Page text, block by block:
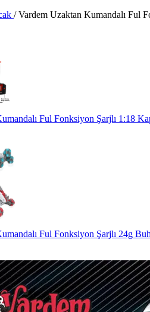
/ Vardem Uzaktan Kumandalı Ful
Ful Fonksiyon Şarjlı 1:18
Ful Fonksiyon Şarjlı 24g